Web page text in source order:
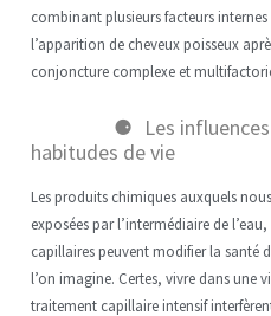
combinant plusieurs facteurs internes
l’apparition de cheveux poisseux
conjoncture complexe et
Les
habitudes de vie
Les produits chimiques auxquels
exposées par l’intermédiaire de
capillaires peuvent modifier la santé
l’on imagine. Certes, vivre dans une
traitement capillaire intensif